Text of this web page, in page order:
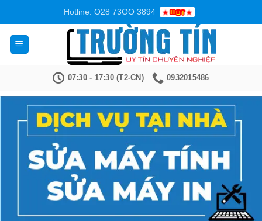
nội
dung
Hotline: O28 73OO 3894
07:30 - 17:30 (T2-CN) 0932015486